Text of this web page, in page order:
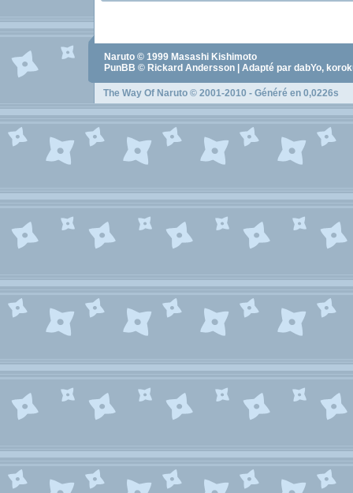
Naruto © 1999 Masashi Kishimoto
PunBB © Rickard Andersson | Adapté par dabYo,
The Way Of Naruto © 2001-2010 - Généré en 0,0226s